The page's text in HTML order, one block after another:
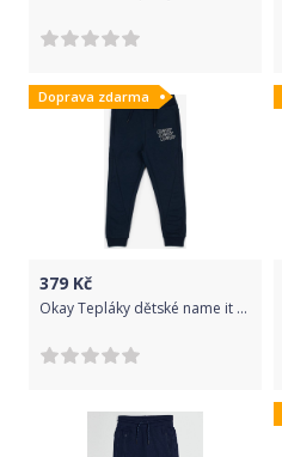
Doprava zdarma
379 Kč
Okay Tepláky dětské name it | Modrá | Chlapecké | 146